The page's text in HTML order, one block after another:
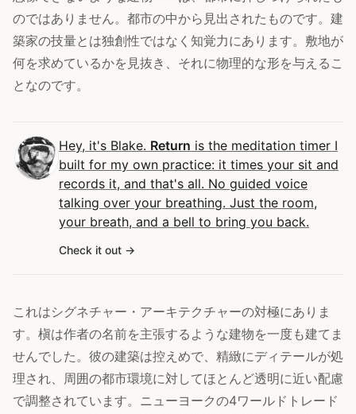
のではありません。都市の中から見出されたものです。建
築家の技量とは独創性ではなく知覚力にあります。敷地が
何を求めているかを見抜き、それに物理的な形を与えるこ
となのです。
Hey, it's Blake. Return is the meditation timer I
built for my own practice: it times your sit and
records it, and that's all. No guided voice
talking over your breathing. Just the room,
your breath, and a bell to bring you back.
Check it out
これはシグネチャー・アーキテクチャーの対極にありま
す。槇は作者の名前を主張するような建物を一度も建てま
せんでした。彼の建築は控えめで、精緻にディテールが処
理され、周囲の都市環境に対してほとんど透明に近い配慮
で調整されています。ニューヨークの4ワールドトレード